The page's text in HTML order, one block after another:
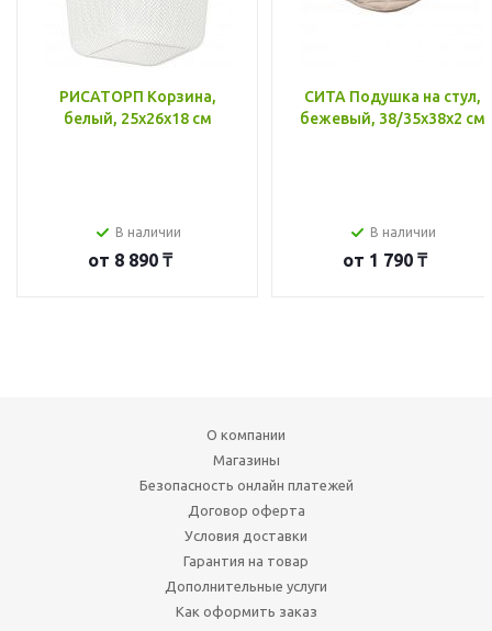
РИСАТОРП Корзина,
белый, 25x26x18 см
В наличии
от 8 890 ₸
СИТА Подушка на стул,
бежевый, 38/35x38x2 см
В наличии
от 1 790 ₸
О компании
Магазины
Безопасность онлайн платежей
Договор оферта
Условия доставки
Гарантия на товар
Дополнительные услуги
Как оформить заказ